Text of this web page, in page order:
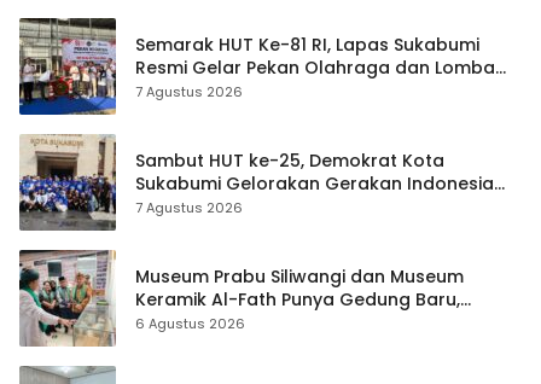
Semarak HUT Ke-81 RI, Lapas Sukabumi
Resmi Gelar Pekan Olahraga dan Lomba
Tradisional
7 Agustus 2026
Sambut HUT ke-25, Demokrat Kota
Sukabumi Gelorakan Gerakan Indonesia
ASRI Lewat Aksi Bersih Masjid Agung
7 Agustus 2026
Museum Prabu Siliwangi dan Museum
Keramik Al-Fath Punya Gedung Baru,
Hampir 500 Koleksi Dipisahkan
6 Agustus 2026